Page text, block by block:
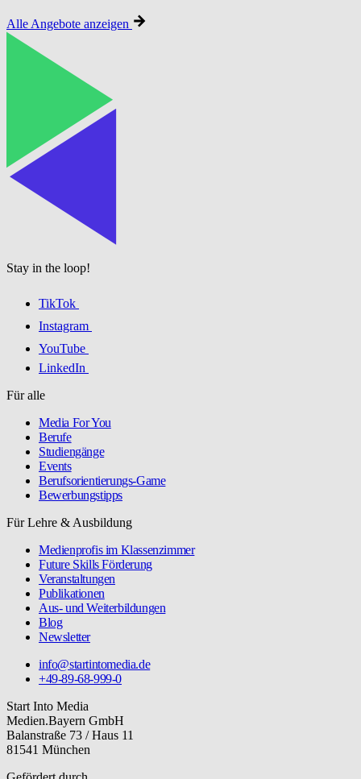
Alle Angebote anzeigen
Stay in the loop!
TikTok
Instagram
YouTube
LinkedIn
Für alle
Media For You
Berufe
Studiengänge
Events
Berufsorientierungs-Game
Bewerbungstipps
Für Lehre & Ausbildung
Medienprofis im Klassenzimmer
Future Skills Förderung
Veranstaltungen
Publikationen
Aus- und Weiterbildungen
Blog
Newsletter
info@startintomedia.de
+49-89-68-999-0
Start Into Media
Medien.Bayern GmbH
Balanstraße 73 / Haus 11
81541 München